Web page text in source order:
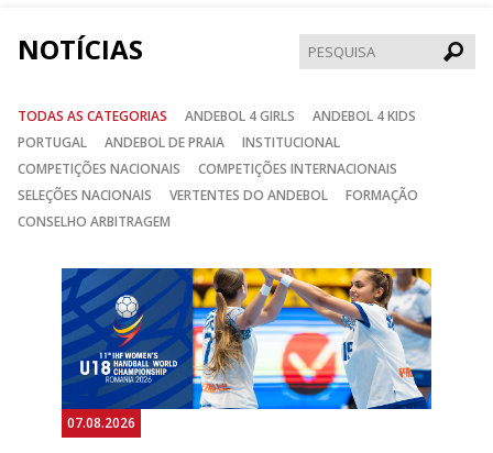
NOTÍCIAS
TODAS AS CATEGORIAS ANDEBOL 4 GIRLS
ANDEBOL 4 KIDS
PORTUGAL
ANDEBOL DE PRAIA
INSTITUCIONAL
COMPETIÇÕES NACIONAIS
COMPETIÇÕES INTERNACIONAIS
SELEÇÕES NACIONAIS
VERTENTES DO ANDEBOL
FORMAÇÃO
CONSELHO ARBITRAGEM
07.08.2026
Anterior